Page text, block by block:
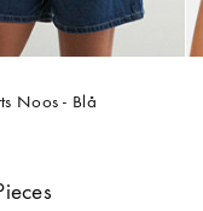
Noos - Blå